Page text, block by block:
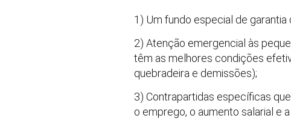
1) Um fundo especial de
2) Atenção emergencial às
têm as melhores condições
quebradeira e demissões);
3) Contrapartidas específicas
o emprego, o aumento salarial e